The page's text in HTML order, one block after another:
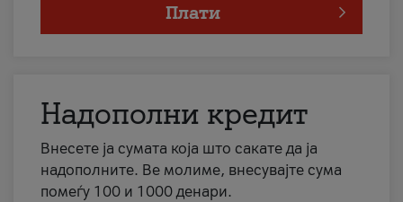
Плати
Надополни кредит
Внесете ја сумата која што сакате да ја
надополните. Ве молиме, внесувајте сума
помеѓу 100 и 1000 денари.